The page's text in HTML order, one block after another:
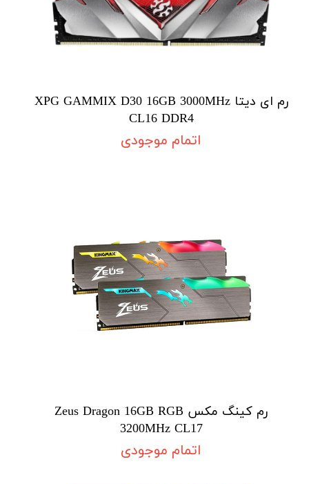
رم ای دیتا XPG GAMMIX D30 16GB 3000MHz
CL16 DDR4
اتمام موجودی
رم کینگ مکس Zeus Dragon 16GB RGB
3200MHz CL17
اتمام موجودی